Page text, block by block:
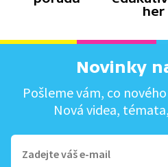
her
Novinky
Pošleme vám, co
Nová videa,